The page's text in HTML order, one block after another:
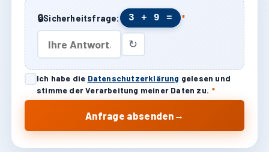
🔒Sicherheitsfrage: 3 + 9 = *
↻
Ich habe die Datenschutzerklärung gelesen und
stimme der Verarbeitung meiner Daten zu. *
Anfrage absenden →